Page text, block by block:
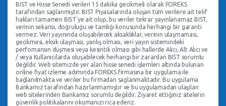
BIST ve Hisse Senedi verileri 15 dakika gecikmeli olarak FOREKS
tarafından sağlanmıştır. BIST Piyasalarında oluşan tüm verilere ait telif
hakları tamamen BIST'ye ait olup, bu veriler tekrar yayınlanamaz.BIST,
verinin sekansı, doğruluğu ve tamlığı konusunda herhangi bir garanti
vermez. Veri yayınında oluşabilecek aksaklıklar, verinin ulaşmaması,
gecikmesi, eksik ulaşması, yanlış olması, veri yayın sistemindeki
perfomansın düşmesi veya kesintili olması gibi hallerde Alıcı, Alt Alıcı ve
/ veya Kullanıcılarda oluşabilecek herhangi bir zarardan BIST sorumlu
değildir. Web sitemizde yer alan hisse senedi işlemleri altında bulunan
online fiyat izleme adımında FOREKS firmasına bir uygulama ile
bağlanılmakta ve veriler bu firmadan sağlanmaktadır. Bu uygulama
Bankamız tarafından hazırlanmamıştır ve bu uygulamadan ulaşılan
web sitelerinden Bankamız sorumlu değildir. Ziyaret ettiğiniz sitelerin
güvenlik politikalarını okumanızı rica ederiz.